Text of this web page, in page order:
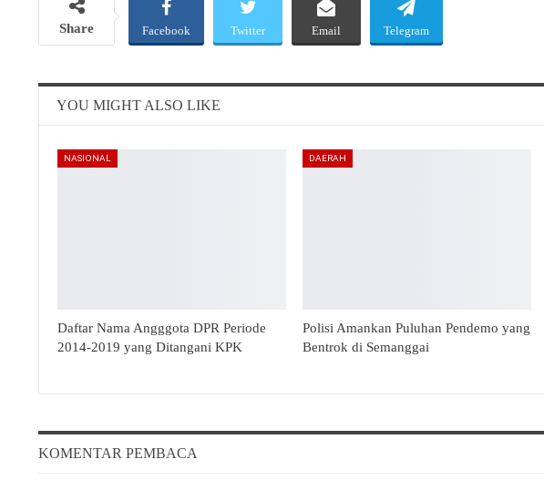
Share Facebook Twitter Email Telegram
YOU MIGHT ALSO LIKE
NASIONAL
Daftar Nama Angggota DPR Periode
2014-2019 yang Ditangani KPK
DAERAH
Polisi Amankan Puluhan Pendemo yang
Bentrok di Semanggai
KOMENTAR PEMBACA